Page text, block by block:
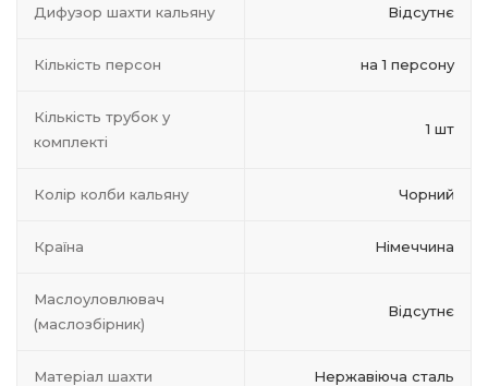
Дифузор шахти кальяну Відсутнє
Кількість персон на 1 персону
Кількість трубок у
комплекті
1 шт
Колір колби кальяну Чорний
Країна Німеччина
Маслоуловлювач
(маслозбірник)
Відсутнє
Матеріал шахти Нержавіюча сталь